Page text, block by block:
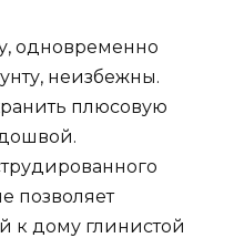
одновременно
неизбежны.
плюсовую
позволяет
к дому глинистой